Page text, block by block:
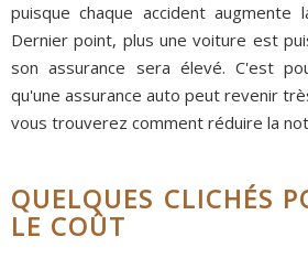
puisque chaque accident augmente
Dernier point, plus une voiture est
son assurance sera élevé. C'est
qu'une assurance auto peut revenir
vous trouverez comment réduire la
QUELQUES CLICHÉS
LE COÛT